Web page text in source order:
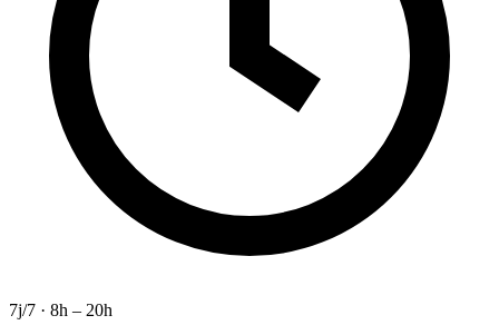
7j/7 · 8h – 20h